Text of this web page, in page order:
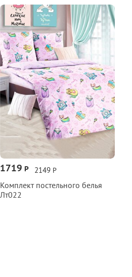
2149 Р
1719 Р
Комплект постельного белья
Лт022